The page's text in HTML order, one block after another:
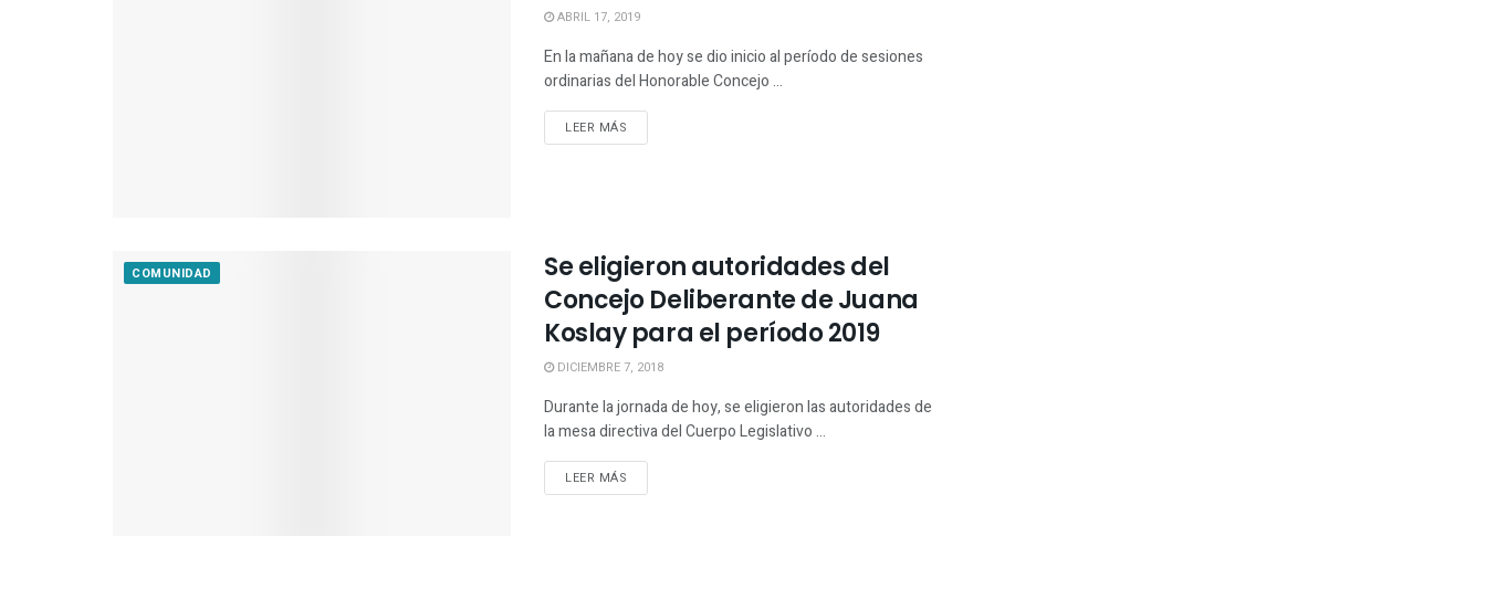
ABRIL 17, 2019
En la mañana de hoy se dio inicio al período de sesiones
ordinarias del Honorable Concejo ...
LEER MÁS
COMUNIDAD
Se eligieron autoridades del
Concejo Deliberante de Juana
Koslay para el período 2019
DICIEMBRE 7, 2018
Durante la jornada de hoy, se eligieron las autoridades de
la mesa directiva del Cuerpo Legislativo ...
LEER MÁS